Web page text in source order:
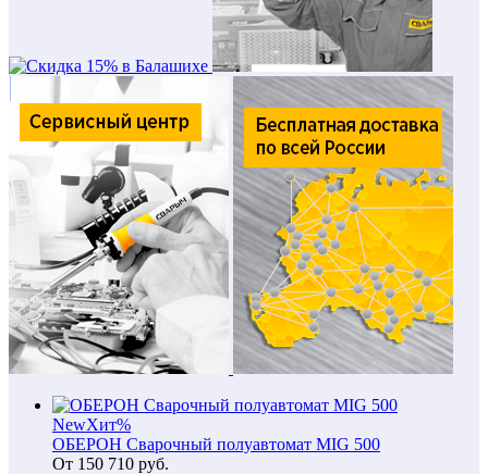
NewХит%
ОБЕРОН Сварочный полуавтомат MIG 500
От 150 710 руб.